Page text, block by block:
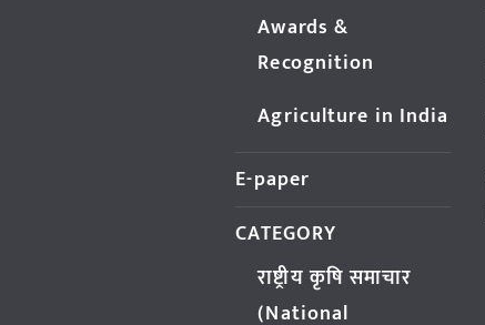
Awards &
Recognition
Agriculture in India
E-paper
CATEGORY
राष्ट्रीय कृषि समाचार
(National